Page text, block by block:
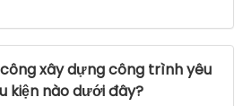
xây dựng công trình yêu
kiện nào dưới đây?